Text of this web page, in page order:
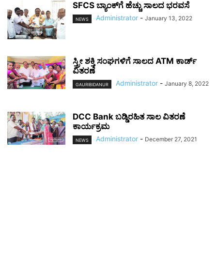
SFCS ಬ್ಯಾಂಕ್‌ಗೆ ಹೆಚ್ಚು ಸಾಲದ ಭರವಸೆ
NEWS Administrator - January 13, 2022
ಸ್ತ್ರೀ ಶಕ್ತಿ ಸಂಘಗಳಿಗೆ ಸಾಲದ ATM ಕಾರ್ಡ್
ವಿತರಣೆ
GAURIBIDANUR Administrator - January 8, 2022
DCC Bank ಬಡ್ಡಿರಹಿತ ಸಾಲ ವಿತರಣೆ
ಕಾರ್ಯಕ್ರಮ
NEWS Administrator - December 27, 2021